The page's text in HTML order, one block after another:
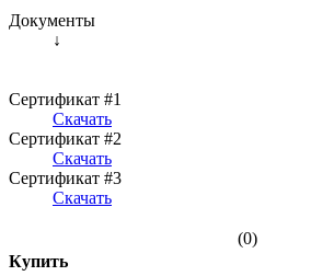
Документы
↓
Сертификат #1
Скачать
Сертификат #2
Скачать
Сертификат #3
Скачать
(0)
Купить